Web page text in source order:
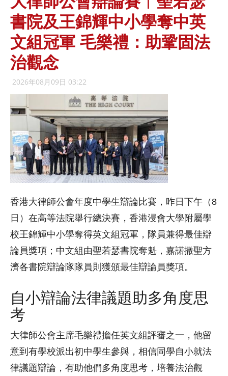
書院及王錦輝中小學奪中英
文組冠軍 毛樂禮：助鞏固法
治觀念
2026年08月09日 03:22
香港大律師公會年度中學生辯論比賽，昨日下午（8
日）在高等法院舉行總決賽，香港浸會大學附屬學
校王錦輝中小學奪得英文組冠軍，隊員兼得最佳辯
論員獎項；中文組由聖若瑟書院奪魁，嘉諾撒聖方
濟各書院辯論隊隊員則獲頒最佳辯論員獎項。
自小辯論法律議題助多角度思
考
大律師公會主席毛樂禮擔任英文組評審之一，他留
意到有學校派出初中學生參與，相信同學自小就法
律議題辯論，有助他們多角度思考，培養法治觀